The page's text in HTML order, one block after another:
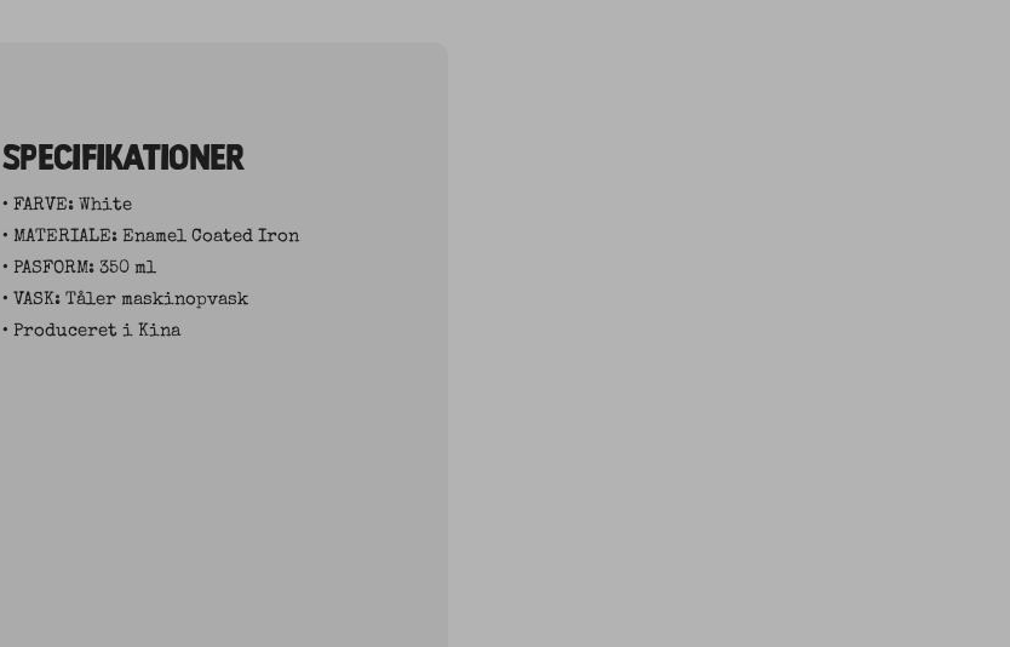
SPECIFIKATIONER
• FARVE: White
• MATERIALE: Enamel Coated Iron
• PASFORM: 350 ml
• VASK: Tåler maskinopvask
• Produceret i Kina